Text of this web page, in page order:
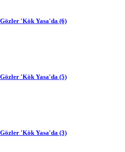
'Kök Yasa'da (6)
'Kök Yasa'da (5)
'Kök Yasa'da (3)